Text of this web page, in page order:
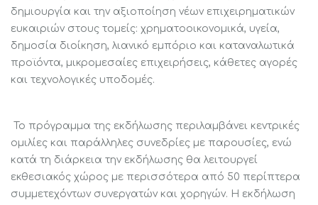
δημιουργία και την αξιοποίηση νέων επιχειρηματικών
ευκαιριών στους τομείς: χρηματοοικονομικά, υγεία,
δημοσία διοίκηση, λιανικό εμπόριο και καταναλωτικά
προϊόντα, μικρομεσαίες επιχειρήσεις, κάθετες αγορές
και τεχνολογικές υποδομές.
Το πρόγραμμα της εκδήλωσης περιλαμβάνει κεντρικές
ομιλίες και παράλληλες συνεδρίες με παρουσίες, ενώ
κατά τη διάρκεια την εκδήλωσης θα λειτουργεί
εκθεσιακός χώρος με περισσότερα από 50 περίπτερα
συμμετεχόντων συνεργατών και χορηγών. Η εκδήλωση